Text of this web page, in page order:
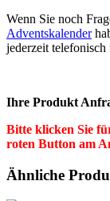
Wenn Sie noch
Adventskalender
jederzeit telefonisch
Ihre Produkt
Bitte klicken Sie
roten Button am
Ähnliche